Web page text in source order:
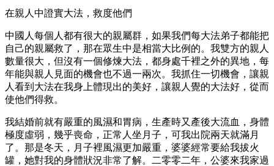
在親人中證實大法，救度他們
中國人每個人都有很大的親屬群，如果我們每大法弟子都能把
自己的親屬救了，那在眾生中是相當大比例的。我雙方的親人
數量很大，但沒有一個修煉大法，都身處千裡之外的異地，每
年能與親人見面的機會也不過一兩次。我抓住一切機會，讓親
人看到大法在我身上體現出的美好，讓親人覺的大法好，從而
使他們得救。
我結婚前就有嚴重的風濕和胃病，生產時又產後大流血，身體
極度虛弱，幾乎喪命，正常人坐月子，可我出院兩天就滿月
了。那是冬天，月子裡風濕更加嚴重，婆婆經常要給我拔火
罐，她對我的身體狀況非常了解。二零零二年，公婆來我家過